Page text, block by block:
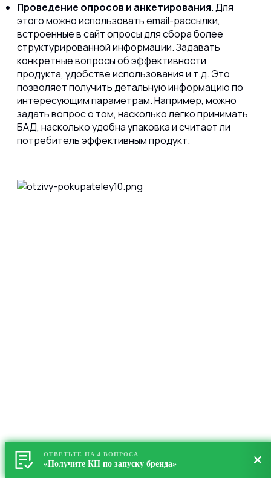
Проведение опросов и анкетирования. Для
этого можно использовать email-рассылки,
встроенные в сайт опросы для сбора более
структурированной информации. Задавать
конкретные вопросы об эффективности
продукта, удобстве использования и т.д. Это
позволяет получить детальную информацию по
интересующим параметрам. Например, можно
задать вопрос о том, насколько легко принимать
БАД, насколько удобна упаковка и считает ли
потребитель эффективным продукт.
ОТВЕТЬТЕ НА 4 ВОПРОСА
«Получите КП по запуску бренда»